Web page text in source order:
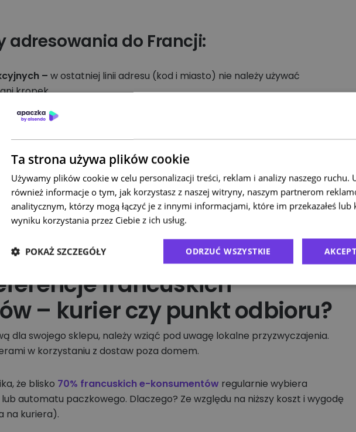
adresowania do Francji:
– w ostatniej linii adresu (kod i miasto) nie należy używać
kropek.
powinna być zawsze zapisana WIELKIMI LITERAMI.
nie powinien przekraczać 6 wierszy.
adresu:
odbiorcy)
Fleurs (Dane uzupełniające)
francuskich
– kurier czy punkt odbioru?
dla swojego sklepu, należy wziąć pod uwagę lokalne przyzwyczajenia.
w korzystaniu z dostaw poza domem.
że blisko 70% francuskich e-konsumentów regularnie wybiera
automatu paczkowego. Dlaczego? Ze względu na niższy koszt i wygodę
na kuriera).
Ta strona używa plików cookie
Używamy plików cookie w celu personalizacji treści, reklam i analizy naszego ruchu.
również informacje o tym, jak korzystasz z naszej witryny, naszym partnerom
analitycznym, którzy mogą łączyć je z innymi informacjami, które im przekazałeś lub
wyniku korzystania przez Ciebie z ich usług.
ODRZUĆ WSZYSTKIE
POKAŻ SZCZEGÓŁY